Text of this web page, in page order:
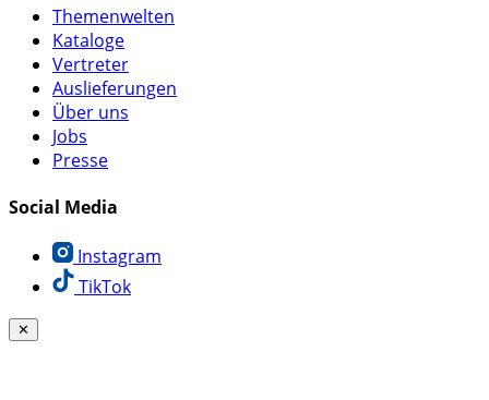
Themenwelten
Kataloge
Vertreter
Auslieferungen
Über uns
Jobs
Presse
Social Media
Instagram
TikTok
✕